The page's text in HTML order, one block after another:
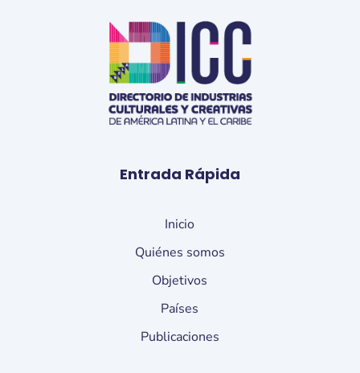
Entrada Rápida
Inicio
Quiénes somos
Objetivos
Países
Publicaciones